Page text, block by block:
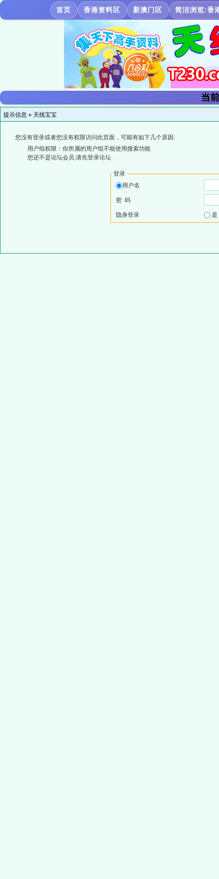
首页 香港资料区 新澳门区 简洁浏览:香
当
提示信息 » 天线宝宝
您没有登录或者您没有权限访问此页面，可能有如下几个原因:
用户组权限：你所属的用户组不能使用搜索功能
您还不是论坛会员,请先登录论坛
登录
用户名
密 码
隐身登录